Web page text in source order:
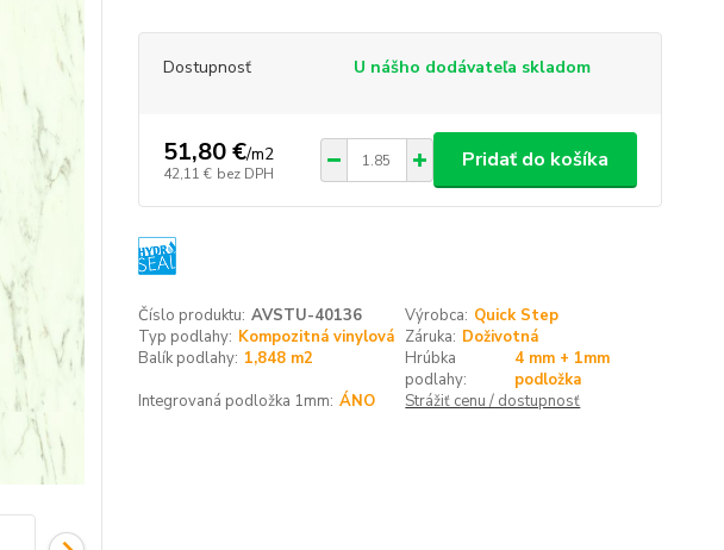
Dostupnosť U nášho dodávateľa skladom
51,80 €/m2
42,11 € bez DPH
Pridať do košíka
Číslo produktu: AVSTU-40136 Výrobca: Quick Step
Typ podlahy: Kompozitná vinylová Záruka: Doživotná
Balík podlahy: 1,848 m2
Hrúbka
podlahy:
4 mm + 1mm
podložka
Integrovaná podložka 1mm: ÁNO Strážiť cenu / dostupnosť